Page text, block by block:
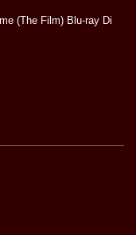
(The Film) Blu-ray Di